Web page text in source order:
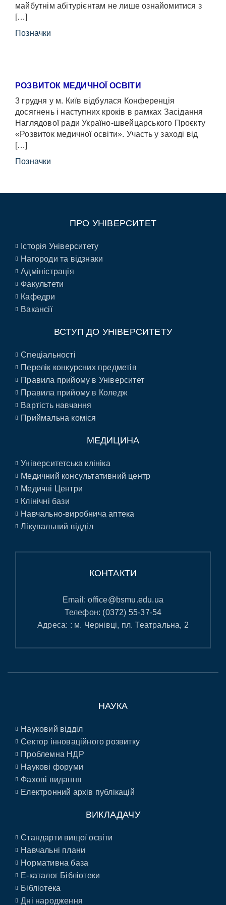
майбутнім абітурієнтам не лише ознайомитися з
[…]
Позначки
РОЗВИТОК МЕДИЧНОЇ ОСВІТИ
3 грудня у м. Київ відбулася Конференція
досягнень і наступних кроків в рамках Засідання
Наглядової ради Україно-швейцарського Проєкту
«Розвиток медичної освіти». Участь у заході від
[…]
Позначки
ПРО УНІВЕРСИТЕТ
Історія Університету
Нагороди та відзнаки
Адміністрація
Факультети
Кафедри
Вакансії
ВСТУП ДО УНІВЕРСИТЕТУ
Спеціальності
Перелік конкурсних предметів
Правила прийому в Університет
Правила прийому в Коледж
Вартість навчання
Приймальна коміся
МЕДИЦИНА
Університетська клініка
Медичний консультативний центр
Медичні Центри
Клінічні бази
Навчально-виробнича аптека
Лікувальний відділ
КОНТАКТИ
Email:office@bsmu.edu.ua
Телефон: (0372) 55-37-54
Адреса: : м. Чернівці, пл. Театральна, 2
НАУКА
Науковий відділ
Сектор інноваційного розвитку
Проблемна НДР
Наукові форуми
Фахові видання
Електронний архів публікацій
ВИКЛАДАЧУ
Стандарти вищої освіти
Навчальні плани
Нормативна база
E-каталог Бібліотеки
Бібліотека
Дні народження